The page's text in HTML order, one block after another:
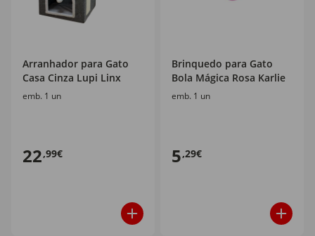
Arranhador para Gato
Casa Cinza Lupi Linx
emb. 1 un
22,99€
Brinquedo para Gato
Bola Mágica Rosa Karlie
emb. 1 un
5,29€